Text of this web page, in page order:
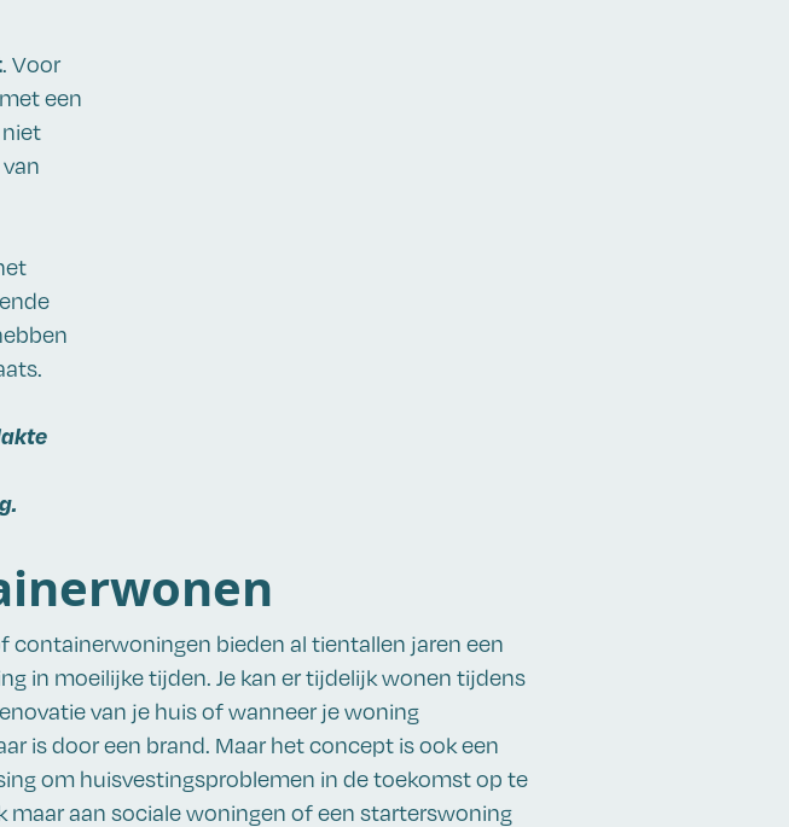
. Voor
een
containerwoningen bieden al tientallen jaren een
in moeilijke tijden. Je kan er tijdelijk wonen tijdens
van je huis of wanneer je woning
is door een brand. Maar het concept is ook een
om huisvestingsproblemen in de toekomst op te
maar aan sociale woningen of een starterswoning